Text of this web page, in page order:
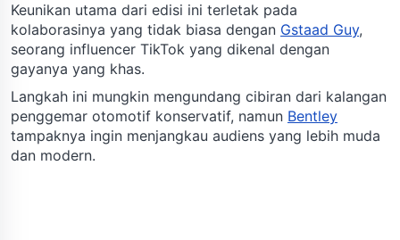
Keunikan utama dari edisi ini terletak pada
kolaborasinya yang tidak biasa dengan Gstaad Guy,
seorang influencer TikTok yang dikenal dengan
gayanya yang khas.
Langkah ini mungkin mengundang cibiran dari kalangan
penggemar otomotif konservatif, namun Bentley
tampaknya ingin menjangkau audiens yang lebih muda
dan modern.